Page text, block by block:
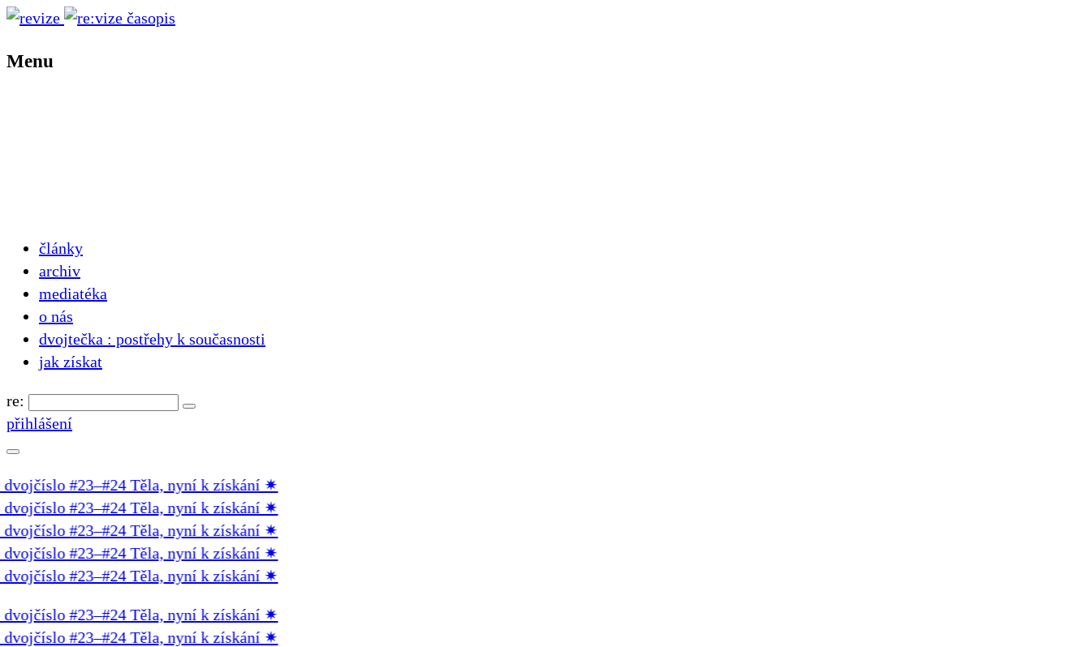
Menu
články
archiv
mediatéka
o nás
dvojtečka : postřehy k současnosti
jak získat
re:
přihlášení
#23–#24 Těla, nyní k získání✷
#23–#24 Těla, nyní k získání✷
#23–#24 Těla, nyní k získání✷
#23–#24 Těla, nyní k získání✷
#23–#24 Těla, nyní k získání✷
#23–#24 Těla, nyní k získání✷
#23–#24 Těla, nyní k získání✷